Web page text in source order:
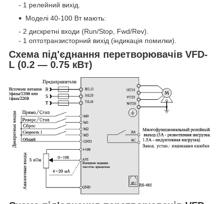
- 1 релейний вихід.
Моделі 40-100 Вт мають:
- 2 дискретні входи (Run/Stop, Fwd/Rev).
- 1 оптотранзисторний вихід (індикація помилки).
Схема під'єднання перетворювачів VFD-
L (0.2 — 0.75 кВт)